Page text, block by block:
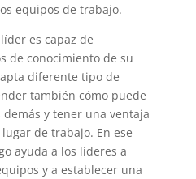
equipos de trabajo.
es capaz de
de conocimiento de su
diferente tipo de
también cómo puede
y tener una ventaja
de trabajo. En ese
ayuda a los líderes a
y a establecer una